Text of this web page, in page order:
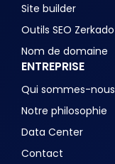
Site builder
Outils SEO Zerkado
Nom de domaine
ENTREPRISE
Qui sommes-nous
Notre philosophie
Data Center
Contact